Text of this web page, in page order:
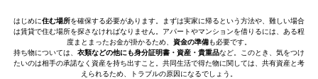
はじめに住む場所を確保する必要があります。まずは実家に帰るという方法や、難しい場合
は賃貸で住む場所を探さなければなりません。アパートやマンションを借りるには、ある程
度まとまったお金が掛かるため、 資金の準備も必要です。
持ち物については、 衣類などの他にも身分証明書・資産・貴重品など。このとき、気をつけ
たいのは相手の承諾なく資産を持ち出すこと。共同生活で得た物に関しては、共有資産と考
えられるため、トラブルの原因になるでしょう。